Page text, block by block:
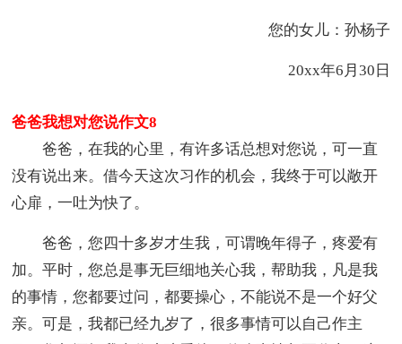
您的女儿：孙杨子
20xx年6月30日
爸爸我想对您说作文8
爸爸，在我的心里，有许多话总想对您说，可一直
没有说出来。借今天这次习作的机会，我终于可以敞开
心扉，一吐为快了。
爸爸，您四十多岁才生我，可谓晚年得子，疼爱有
加。平时，您总是事无巨细地关心我，帮助我，凡是我
的事情，您都要过问，都要操心，不能说不是一个好父
亲。可是，我都已经九岁了，很多事情可以自己作主